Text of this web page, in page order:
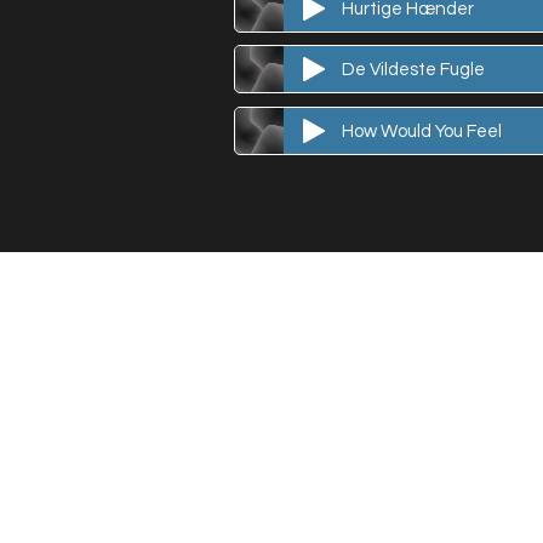
Hurtige Hænder
De Vildeste Fugle
How Would You Feel